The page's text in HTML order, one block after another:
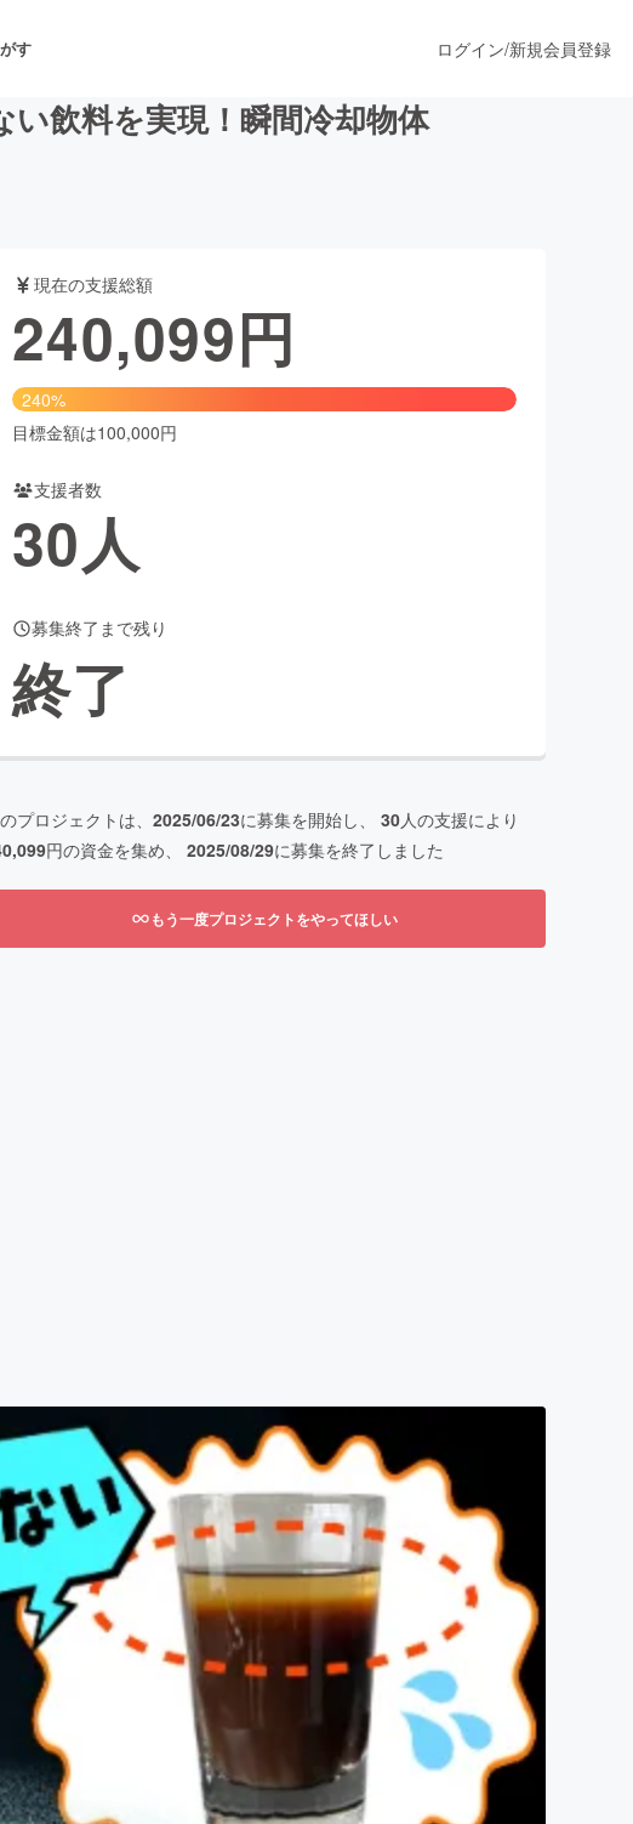
す
マンス
ファッション
ヘルスケア
ログイン/新規会員登録
飲料を実現！瞬間冷却物体
現在の支援総額
240,099円
240%
目標金額は100,000円
支援者数
30人
募集終了まで残り
終了
プロジェクトは、 2025/06/23に募集を開始し、 30人の支援により
円の資金を集め、 2025/08/29に募集を終了しました
もう一度プロジェクトをやってほしい